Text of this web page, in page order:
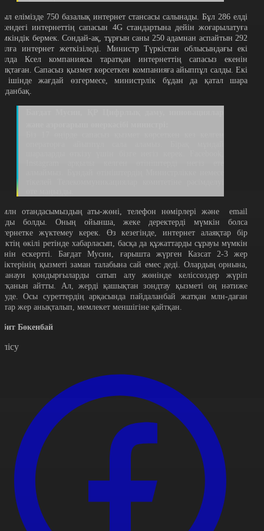
елімізде 750 базалық интернет стансасы салынады. Бұл 286 елді
интернеттің сапасын 4G стандартына дейін жоғарылатуға
бермек. Сондай-ақ, тұрғын саны 250 адамнан аспайтын 292
интернет жеткізіледі. Министр Түркістан облысындағы екі
Ксел компаниясы таратқан интернеттің сапасыз екенін
Сапасыз қызмет көрсеткен компанияға айыппұл салды. Екі
ішінде жағдай өзгермесе, министрлік бұдан да қатал шара
отандасымыздың аты-жөні, телефон нөмірлері және email
болды. Оның ойынша, жеке деректерді мүмкін болса
жүктемеу керек. Өз кезегінде, интернет алаяқтар бір
өкілі ретінде хабарласып, басқа да құжаттарды сұрауы мүмкін
ескертті. Бағдат Мусин, ғарышта жүрген Казсат 2-3 жер
қызметі заман талабына сай емес деді. Олардың орнына,
қондырғыларды сатып алу жөнінде келіссөздер жүріп
айтты. Ал, жерді қашықтан зондтау қызметі оң нәтиже
Осы суреттердің арқасында пайдаланбай жатқан млн-даған
жер анықталып, мемлекет меншігіне қайтқан.
Бөкенбай